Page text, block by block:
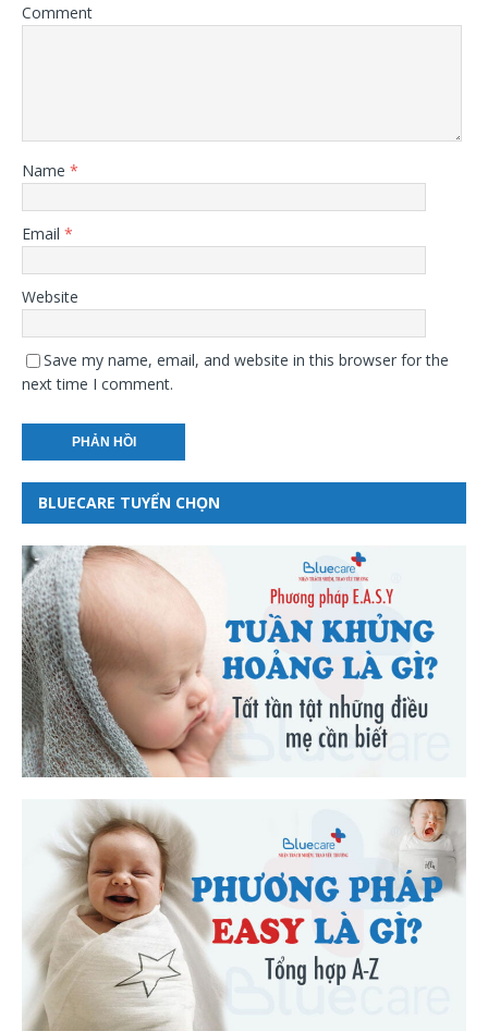
Comment
Name *
Email *
Website
Save my name, email, and website in this browser for the
next time I comment.
BLUECARE TUYỂN CHỌN